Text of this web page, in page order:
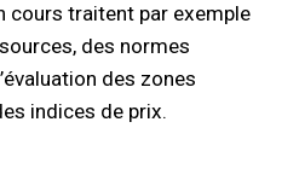
cours traitent par exemple
des normes
des zones
indices de prix.